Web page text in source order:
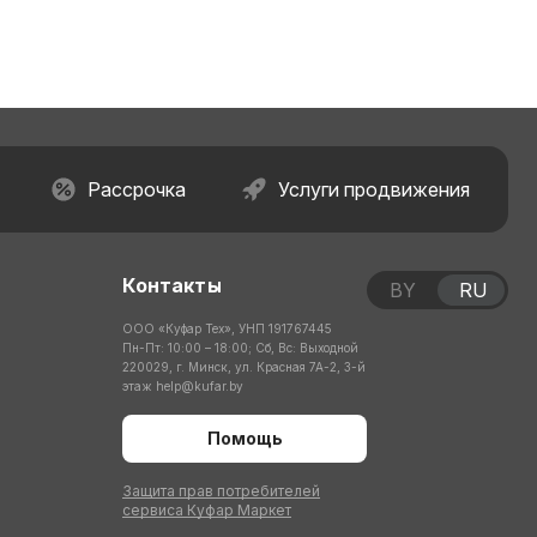
Рассрочка Услуги продвижения
Контакты
ООО «Куфар Тех», УНП 191767445
Пн-Пт: 10:00 – 18:00; Сб, Вс: Выходной
220029, г. Минск, ул. Красная 7А-2, 3-й
этаж help@kufar.by
Помощь
Защита прав потребителей
сервиса Куфар Маркет
BY RU